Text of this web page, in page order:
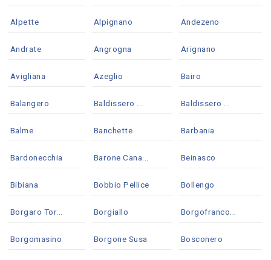
Alpette Alpignano Andezeno
Andrate Angrogna Arignano
Avigliana Azeglio Bairo
Balangero Baldissero ... Baldissero ...
Balme Banchette Barbania
Bardonecchia Barone Cana... Beinasco
Bibiana Bobbio Pellice Bollengo
Borgaro Tor... Borgiallo Borgofranco...
Borgomasino Borgone Susa Bosconero